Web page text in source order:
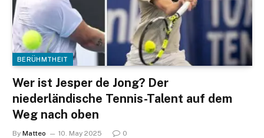
BERÜHMTHEIT
Wer ist Jesper de Jong? Der
niederländische Tennis-Talent auf dem
Weg nach oben
By Matteo 10. May 2025 0